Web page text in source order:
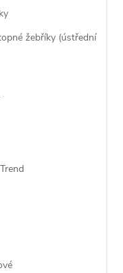
žebříky (ústřední